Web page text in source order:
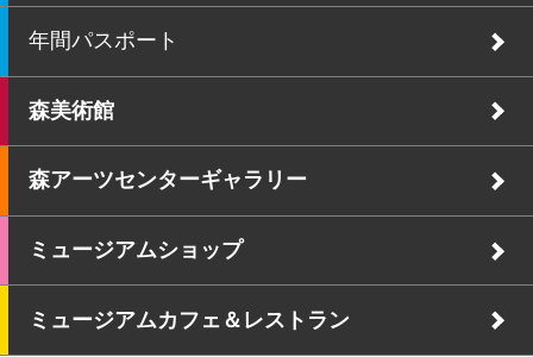
年間パスポート
森美術館
森アーツセンターギャラリー
ミュージアムショップ
ミュージアムカフェ＆レストラン